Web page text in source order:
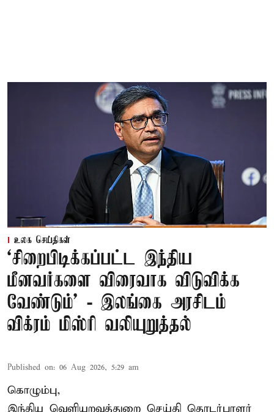
உலக செய்திகள்
‘சிறைபிடிக்கப்பட்ட இந்திய
மீனவர்களை விரைவாக விடுவிக்க
வேண்டும்' - இலங்கை அரசிடம்
விக்ரம் மிஸ்ரி வலியுறுத்தல்
Published on: 06 Aug 2026, 5:29 am
கொழும்பு,
இந்திய வெளியுறவுத்துறை செய்தி தொடர்பாளர்